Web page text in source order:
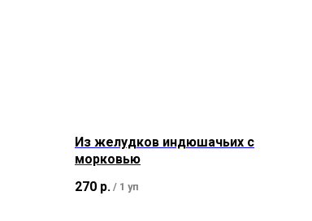
Из желудков индюшачьих с
морковью
270 р. / 1 уп